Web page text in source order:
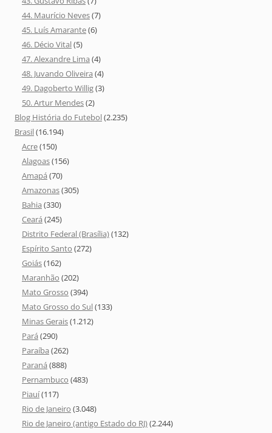
44. Maurício Neves(7)
45. Luís Amarante(6)
46. Décio Vital(5)
47. Alexandre Lima (4)
48. Juvando Oliveira (4)
49. Dagoberto Willig(3)
50. Artur Mendes(2)
Blog História do Futebol(2.235)
Brasil(16.194)
Acre(150)
Alagoas(156)
Amapá (70)
Amazonas(305)
Bahia (330)
Ceará (245)
Distrito Federal (Brasília)(132)
Espírito Santo (272)
Goiás(162)
Maranhão (202)
Mato Grosso (394)
Mato Grosso do Sul(133)
Minas Gerais(1.212)
Pará (290)
Paraíba (262)
Paraná (888)
Pernambuco (483)
Piauí(117)
Rio de Janeiro (3.048)
Rio de Janeiro (antigo Estado do RJ)(2.244)